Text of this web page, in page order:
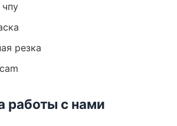
резка
работы с нами